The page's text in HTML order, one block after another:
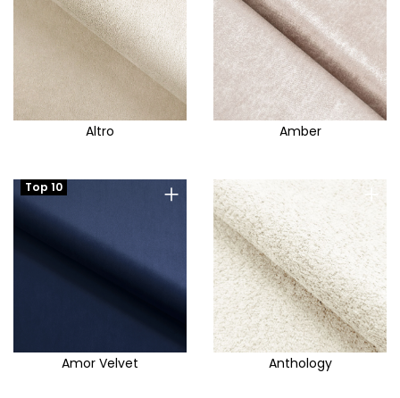
Altro Amber
+
Top 10
Amor Velvet
+
Anthology